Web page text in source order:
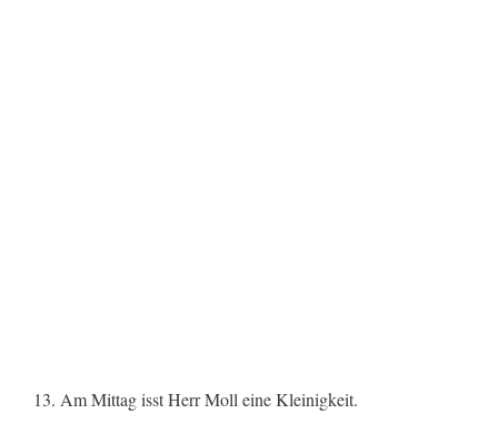
13. Am Mittag isst Herr Moll eine Kleinigkeit.